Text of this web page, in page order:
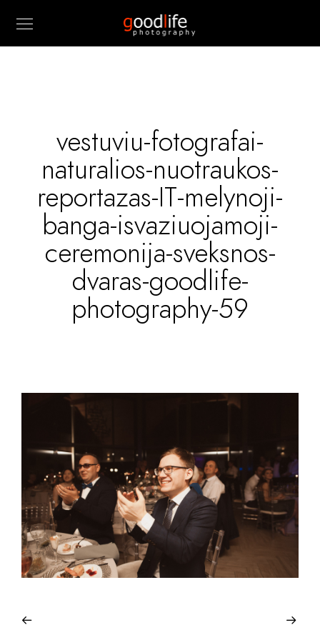
vestuviu-fotografai-
naturalios-nuotraukos-
reportazas-IT-melynoji-
banga-isvaziuojamoji-
ceremonija-sveksnos-
dvaras-goodlife-
photography-59